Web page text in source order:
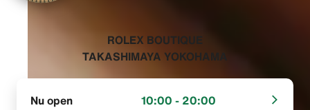
‭ROLEX BOUTIQUE
TAKASHIMAYA YOKOHAMA‬
Nu open 10:00 - 20:00